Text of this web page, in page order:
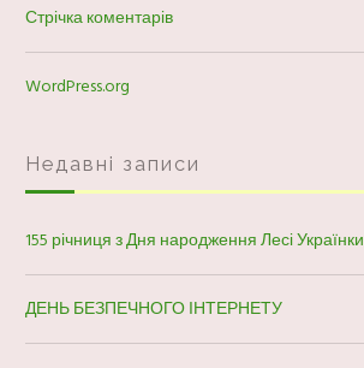
Стрічка коментарів
WordPress.org
Недавні записи
155 річниця з Дня народження Лесі Українки
ДЕНЬ БЕЗПЕЧНОГО ІНТЕРНЕТУ